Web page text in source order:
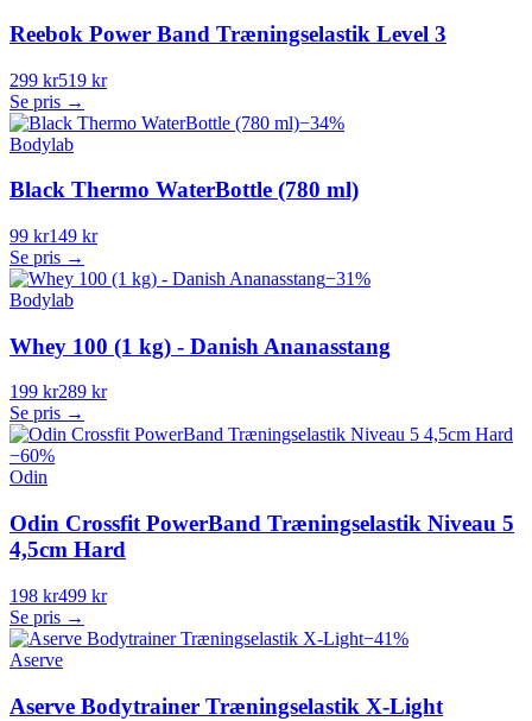
Reebok Power Band Træningselastik Level 3
299 kr519 kr
Se pris →
−34%
Bodylab
Black Thermo WaterBottle (780 ml)
99 kr149 kr
Se pris →
−31%
Bodylab
Whey 100 (1 kg) - Danish Ananasstang
199 kr289 kr
Se pris →
−60%
Odin
Odin Crossfit PowerBand Træningselastik Niveau 5
4,5cm Hard
198 kr499 kr
Se pris →
−41%
Aserve
Aserve Bodytrainer Træningselastik X-Light